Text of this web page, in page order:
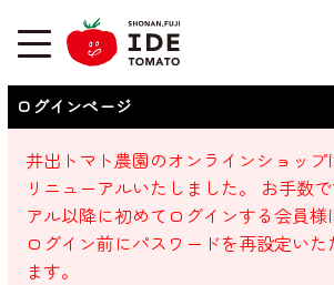
ログインページ
井出トマト農園のオンラインショップ
リニューアルいたしました。 お手数
アル以降に初めてログインする会員様
ログイン前にパスワードを再設定い
ます。